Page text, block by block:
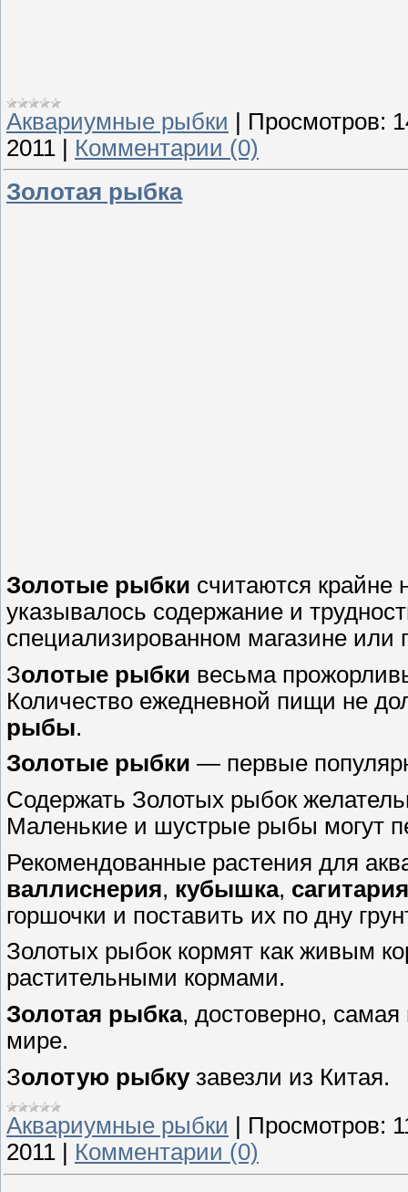
Аквариумные рыбки Просмотров:
2011
Комментарии (0)
Золотая рыбка
Золотые рыбки считаются крайне
указывалось содержание и
специализированном магазине или
Золотые рыбки весьма
Количество ежедневной пищи не
рыбы.
Золотые рыбки — первые
Содержать Золотых рыбок
Маленькие и шустрые рыбы могут
Рекомендованные растения для
валлиснерия, кубышка, сагитария
горшочки и поставить их по дну
Золотых рыбок кормят как живым
растительными кормами.
Золотая рыбка, достоверно,
мире.
Золотую рыбкузавезли из Китая.
Аквариумные рыбки
Просмотров:
2011
Комментарии (0)